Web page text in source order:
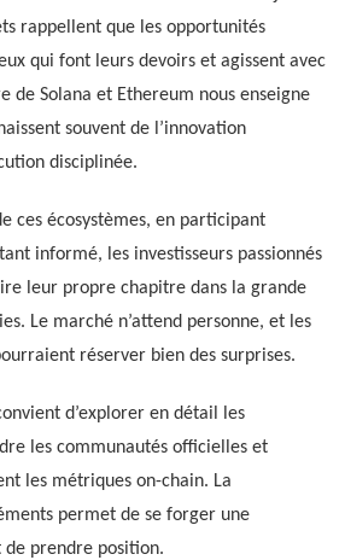
rappellent que les opportunités
qui font leurs devoirs et agissent avec
de Solana et Ethereum nous enseigne
souvent de l’innovation
disciplinée.
ces écosystèmes, en participant
informé, les investisseurs passionnés
leur propre chapitre dans la grande
Le marché n’attend personne, et les
réserver bien des surprises.
d’explorer en détail les
les communautés officielles et
les métriques on-chain. La
permet de se forger une
prendre position.